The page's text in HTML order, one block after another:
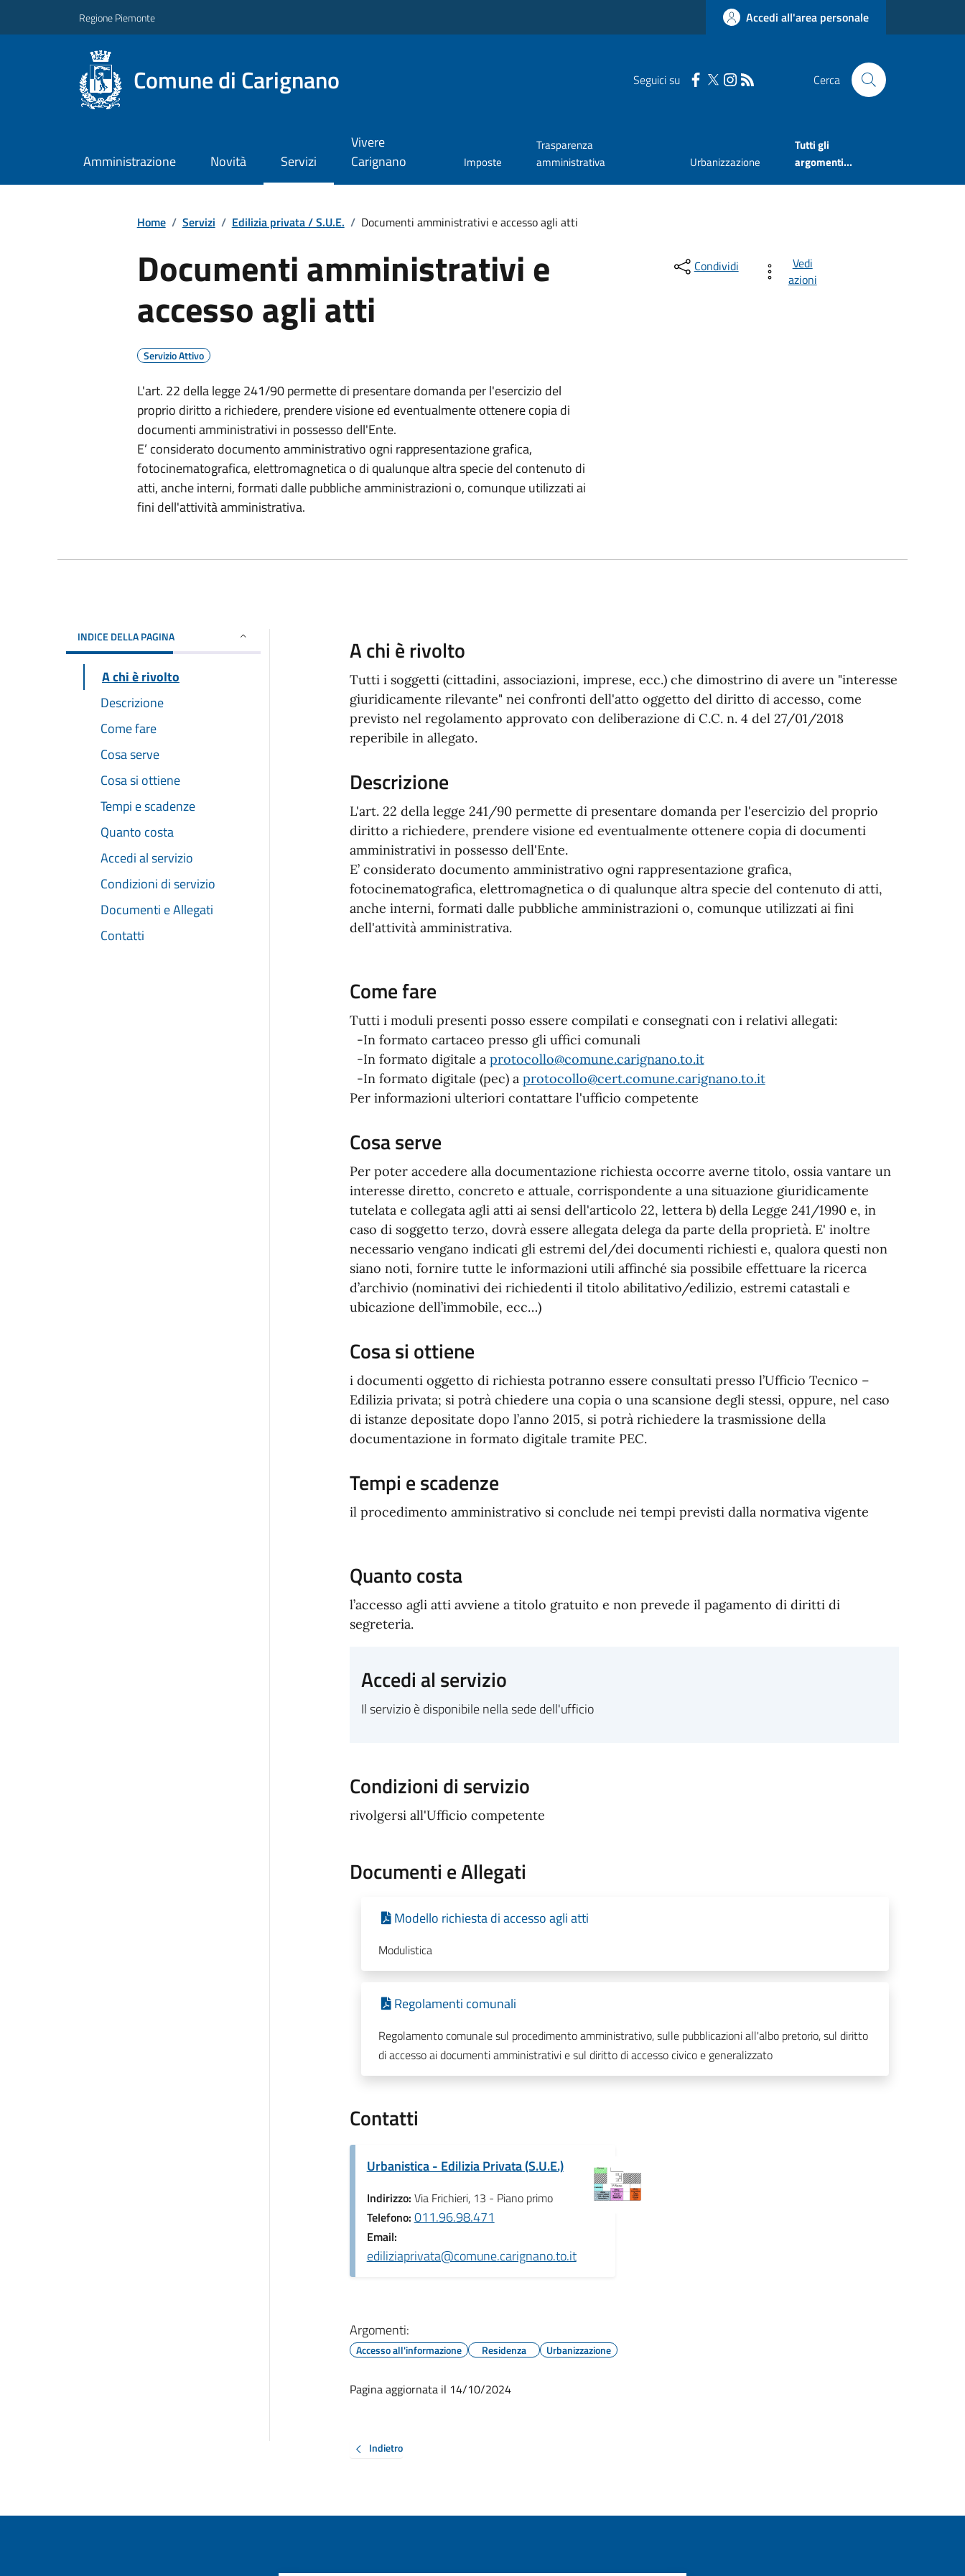
Regione Piemonte Accedi all'area personale
Comune di Carignano Seguici su Cerca
Amministrazione Novità Servizi
Vivere
Carignano
Imposte
Trasparenza
amministrativa
Urbanizzazione
Tutti gli
argomenti...
Home / Servizi / Edilizia privata / S.U.E. / Documenti amministrativi e accesso agli atti
Documenti amministrativi e
accesso agli atti
Servizio Attivo
L'art. 22 della legge 241/90 permette di presentare domanda per l'esercizio del
proprio diritto a richiedere, prendere visione ed eventualmente ottenere copia di
documenti amministrativi in possesso dell'Ente.
E’ considerato documento amministrativo ogni rappresentazione grafica,
fotocinematografica, elettromagnetica o di qualunque altra specie del contenuto di
atti, anche interni, formati dalle pubbliche amministrazioni o, comunque utilizzati ai
fini dell'attività amministrativa.
Condividi
Vedi
azioni
INDICE DELLA PAGINA
A chi è rivolto
Descrizione
Come fare
Cosa serve
Cosa si ottiene
Tempi e scadenze
Quanto costa
Accedi al servizio
Condizioni di servizio
Documenti e Allegati
Contatti
A chi è rivolto
Tutti i soggetti (cittadini, associazioni, imprese, ecc.) che dimostrino di avere un "interesse
giuridicamente rilevante" nei confronti dell'atto oggetto del diritto di accesso, come
previsto nel regolamento approvato con deliberazione di C.C. n. 4 del 27/01/2018
reperibile in allegato.
Descrizione
L'art. 22 della legge 241/90 permette di presentare domanda per l'esercizio del proprio
diritto a richiedere, prendere visione ed eventualmente ottenere copia di documenti
amministrativi in possesso dell'Ente.
E’ considerato documento amministrativo ogni rappresentazione grafica,
fotocinematografica, elettromagnetica o di qualunque altra specie del contenuto di atti,
anche interni, formati dalle pubbliche amministrazioni o, comunque utilizzati ai fini
dell'attività amministrativa.
Come fare
Tutti i moduli presenti posso essere compilati e consegnati con i relativi allegati:
-In formato cartaceo presso gli uffici comunali
-In formato digitale a protocollo@comune.carignano.to.it
-In formato digitale (pec) a protocollo@cert.comune.carignano.to.it
Per informazioni ulteriori contattare l'ufficio competente
Cosa serve
Per poter accedere alla documentazione richiesta occorre averne titolo, ossia vantare un
interesse diretto, concreto e attuale, corrispondente a una situazione giuridicamente
tutelata e collegata agli atti ai sensi dell'articolo 22, lettera b) della Legge 241/1990 e, in
caso di soggetto terzo, dovrà essere allegata delega da parte della proprietà. E' inoltre
necessario vengano indicati gli estremi del/dei documenti richiesti e, qualora questi non
siano noti, fornire tutte le informazioni utili affinché sia possibile effettuare la ricerca
d’archivio (nominativi dei richiedenti il titolo abilitativo/edilizio, estremi catastali e
ubicazione dell’immobile, ecc…)
Cosa si ottiene
i documenti oggetto di richiesta potranno essere consultati presso l’Ufficio Tecnico –
Edilizia privata; si potrà chiedere una copia o una scansione degli stessi, oppure, nel caso
di istanze depositate dopo l’anno 2015, si potrà richiedere la trasmissione della
documentazione in formato digitale tramite PEC.
Tempi e scadenze
il procedimento amministrativo si conclude nei tempi previsti dalla normativa vigente
Quanto costa
l’accesso agli atti avviene a titolo gratuito e non prevede il pagamento di diritti di
segreteria.
Accedi al servizio
Il servizio è disponibile nella sede dell'ufficio
Condizioni di servizio
rivolgersi all'Ufficio competente
Documenti e Allegati
Modello richiesta di accesso agli atti
Modulistica
Regolamenti comunali
Regolamento comunale sul procedimento amministrativo, sulle pubblicazioni all'albo pretorio, sul diritto
di accesso ai documenti amministrativi e sul diritto di accesso civico e generalizzato
Contatti
Urbanistica - Edilizia Privata (S.U.E.)
Indirizzo: Via Frichieri, 13 - Piano primo
Telefono:011.96.98.471
Email:
ediliziaprivata@comune.carignano.to.it
Argomenti:
Accesso all'informazione Residenza Urbanizzazione
Pagina aggiornata il 14/10/2024
Indietro